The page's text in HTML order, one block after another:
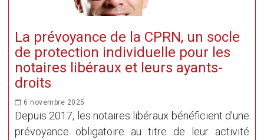
La prévoyance de la CPRN, un socle
de protection individuelle pour les
notaires libéraux et leurs ayants-
droits
6 novembre 2025
Depuis 2017, les notaires libéraux bénéficient d’une
prévoyance obligatoire au titre de leur activité